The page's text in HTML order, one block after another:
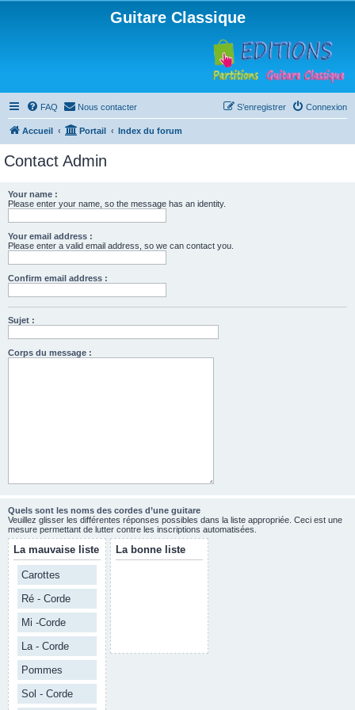
Guitare Classique
FAQ Nous contacter Connexion
S’enregistrer
Accueil Portail Index du forum
Contact Admin
Your name :
Please enter your name, so the message has an identity.
Your email address :
Please enter a valid email address, so we can contact you.
Confirm email address :
Sujet :
Corps du message :
Quels sont les noms des cordes d’une guitare
Veuillez glisser les différentes réponses possibles dans la liste appropriée. Ceci est une
mesure permettant de lutter contre les inscriptions automatisées.
La mauvaise liste
Carottes
Ré - Corde
Mi -Corde
La - Corde
Pommes
Sol - Corde
La bonne liste